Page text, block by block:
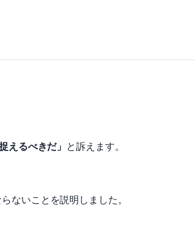
えるべきだ」 と訴えます。
ないことを説明しました。